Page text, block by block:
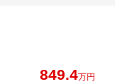
849.4万円